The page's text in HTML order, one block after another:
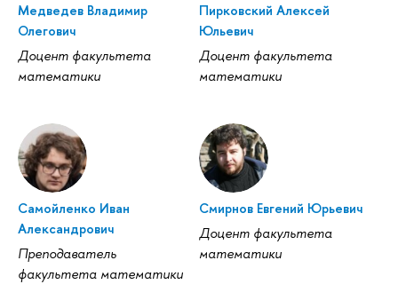
Медведев Владимир
Олегович
Доцент факультета
математики
Пирковский Алексей
Юльевич
Доцент факультета
математики
Самойленко Иван
Александрович
Преподаватель
факультета математики
Смирнов Евгений Юрьевич
Доцент факультета
математики